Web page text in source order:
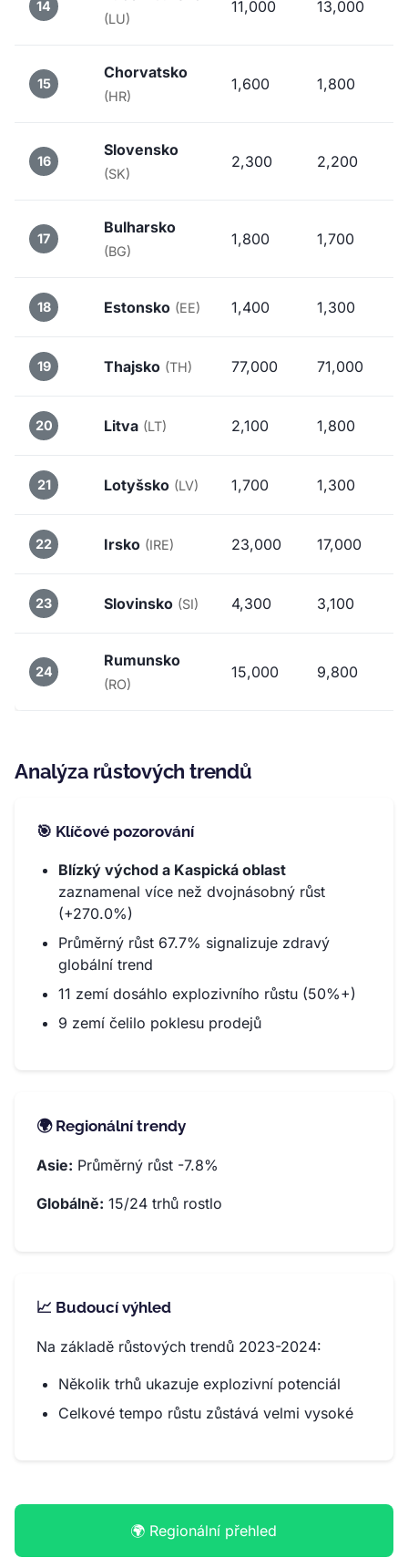
14
(LU)
11,000 13,000
15
Chorvatsko
(HR)
1,600 1,800
16
Slovensko
(SK)
2,300 2,200
17
Bulharsko
(BG)
1,800 1,700
18 Estonsko (EE) 1,400 1,300
19 Thajsko (TH) 77,000 71,000
20 Litva (LT) 2,100 1,800
21 Lotyšsko (LV) 1,700 1,300
22 Irsko (IRE) 23,000 17,000
23 Slovinsko (SI) 4,300 3,100
24
Rumunsko
(RO)
15,000 9,800
Analýza růstových trendů
🎯 Klíčové pozorování
Blízký východ a Kaspická oblast
zaznamenal více než dvojnásobný růst
(+270.0%)
Průměrný růst 67.7% signalizuje zdravý
globální trend
11 zemí dosáhlo explozivního růstu (50%+)
9 zemí čelilo poklesu prodejů
🌍 Regionální trendy
Asie: Průměrný růst -7.8%
Globálně: 15/24 trhů rostlo
📈 Budoucí výhled
Na základě růstových trendů 2023-2024:
Několik trhů ukazuje explozivní potenciál
Celkové tempo růstu zůstává velmi vysoké
🌍 Regionální přehled